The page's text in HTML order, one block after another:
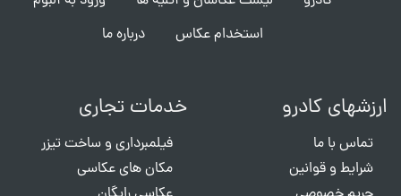
استخدام عکاس
درباره ما
ارزشهای کادرو
تماس با ما
شرایط و قوانین
خدمات تجاری
فیلمبرداری و ساخت تیزر
مکان های عکاسی